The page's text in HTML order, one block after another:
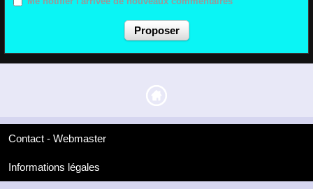
Contact - Webmaster
Informations légales